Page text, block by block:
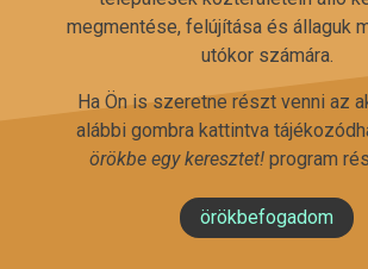
megmentése, felújítása és állaguk
utókor számára.
Ha Ön is szeretne részt venni az
alábbi gombra kattintva
örökbe egy keresztet!program
örökbefogadom